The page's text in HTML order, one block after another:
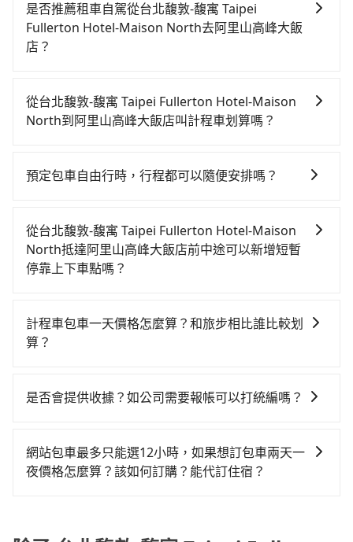
North搭高鐵前往阿里山高峰大飯店，高鐵較貴、費
時！從最早06:26一直到22:16，台北-嘉義一天最多有59
班次高鐵可搭乘。假設從台北馥敦-馥寓 Taipei
17分鐘。抵達高鐵站後，步行進站、現場購票並於月台
排隊的時間約25分鐘，再乘坐73~103分鐘（平均91分）
花142分鐘、車費2,600元後，抵達阿里山高峰大飯店
1,810元。但如果全程使用tripool並到府專車接送，則
每人平均花費約1,780元，費時4小時32分鐘。選擇搭乘
高鐵而不預約包車，不僅每人至少額外負擔30元車資，
tripool的拼車共乘服務，最多可再節省50%的交通費
用。
是否推薦租車自駕從台北馥敦-馥寓 Taipei
Fullerton Hotel-Maison North去阿里山高峰大飯
店？
在車上休息，那在台北馥敦-馥寓 Taipei Fullerton
Hotel-Maison North所在的台北市松山區有約40間租車
Tiida，一天租金約$1,500，九人座如Hyundai Starex
元）、保險費、罰單另計多數租車合約上都會載明每日
里程限定200~400公里，超過還會額外加收100~2,000
元不等的費用。由於絕大多數的租車公司都沒有提供甲
預計的小轎車花費為$4,500或九人座$7,500。當然這金
額比搭計程車便宜，但如果你當天只需要單程前往，隔
Maison North還有段路，且須配合車行營業時間做租還
肖業者，還車時可能遭遇各種莫名理由而被額外收費，
風險可謂不小。
從台北馥敦-馥寓 Taipei Fullerton Hotel-Maison
North到阿里山高峰大飯店叫計程車划算嗎？
灣大車隊、Uber、Line Taxi、Yoxi等，如果在路邊攔不
義交通、彰勝衛星車隊、志英衛星等叫車看看。依照里
程跳錶計算，價格約為8,340~10,000元間，但如改預約
tripool可省高達$2,900。但如果要考慮到回程，嘉義縣
以上，無論在價格或服務品質上，tripool都是你從台北
馥敦-馥寓 Taipei Fullerton Hotel-Maison North到阿
預定包車自由行時，行程都可以隨便安排嗎？
沒有到達海拔1500公里以上的山區，行程都是可以依照
您的需求安排的。
從台北馥敦-馥寓 Taipei Fullerton Hotel-Maison
North抵達阿里山高峰大飯店前中途可以新增短暫
停靠上下車點嗎？
敦-馥寓 Taipei Fullerton Hotel-Maison North前往阿
里山高峰大飯店的途中可備註加點。每個加點位置，前
取額外費用是必要的補償。
計程車包車一天價格怎麼算？和旅步相比誰比較划
算？
格通常是根據時間或距離來計算，而且在不同城市和地
之前，最好先詢問清楚具體價格和注意事項。相比之
下，旅步的包車服務價格相對更為透明和具體，一般是
是否會提供收據？如公司需要報帳可以打統編嗎？
旅行業代收轉付電子收據，如果公司需要報公帳，在預
約付款前可以輸入公司的抬頭與統編，可向國稅局報
網站包車最多只能選12小時，如果想訂包車兩天一
夜價格怎麼算？該如何訂購？能代訂住宿？